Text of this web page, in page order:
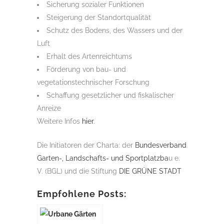
Sicherung sozialer Funktionen
Steigerung der Standortqualität
Schutz des Bodens, des Wassers und der
Luft
Erhalt des Artenreichtums
Förderung von bau- und
vegetationstechnischer Forschung
Schaffung gesetzlicher und fiskalischer
Anreize
Weitere Infos hier.
Die Initiatoren der Charta: der Bundesverband
Garten-, Landschafts- und Sportplatzbau e.
V. (BGL) und die Stiftung DIE GRÜNE STADT
Empfohlene Posts: